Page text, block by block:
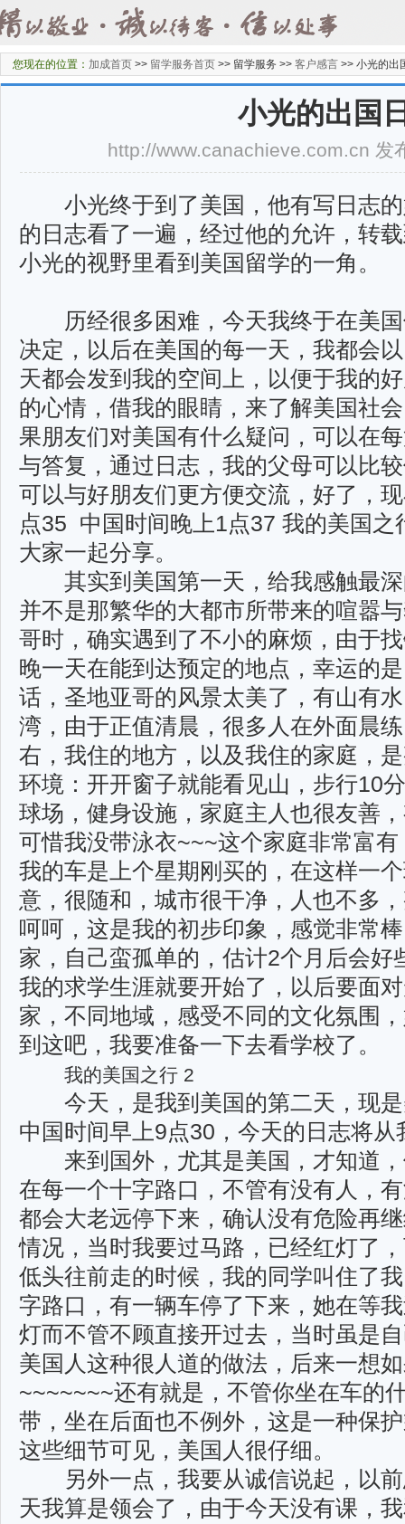
您现在的位置： 加成首页 >> 留学服务首页 >> 留学服务 >> 客户感言 >> 小光的出
小光的出国
http://www.canachieve.com.cn 发
小光终于到了美国 ，他有写日志
的日志看了一遍，经过他的允许，转
小光的视野里看到美国留学的一角。
历经很多困难，今天我终于在美国
决定，以后在美国的每一天，我都会
天都会发到我的空间上，以便于我的
的心情，借我的眼睛，来了解美国社
果朋友们对美国有什么疑问，可以在
与答复，通过日志，我的父母可以比
可以与好朋友们更方便交流，好了，
点35 中国时间晚上1点37 我的美国之
大家一起分享。
其实到美国第一天，给我感触最深
并不是那繁华的大都市所带来的喧嚣
哥时，确实遇到了不小的麻烦，由于
晚一天在能到达预定的地点，幸运的
话，圣地亚哥的风景太美了，有山有
湾，由于正值清晨，很多人在外面晨
右，我住的地方，以及我住的家庭，
环境：开开窗子就能看见山，步行10
球场，健身设施，家庭主人也很友善
可惜我没带泳衣~~~这个家庭非常富
我的车是上个星期刚买的，在这样一
意，很随和，城市很干净，人也不多
呵呵，这是我的初步印象，感觉非常
家，自己蛮孤单的，估计2个月后会好
我的求学生涯就要开始了，以后要面
家，不同地域，感受不同的文化氛围
到这吧，我要准备一下去看学校了。
我的美国之行 2
今天，是我到美国的第二天，现是
中国时间早上9点30，今天的日志将从
来到国外，尤其是美国，才知道，
在每一个十字路口，不管有没有人，
都会大老远停下来，确认没有危险再
情况，当时我要过马路，已经红灯了
低头往前走的时候，我的同学叫住了
字路口，有一辆车停了下来，她在等
灯而不管不顾直接开过去，当时虽是
美国人这种很人道的做法，后来一想
~~~~~~~还有就是，不管你坐在车的
带，坐在后面也不例外，这是一种保护
这些细节可见，美国人很仔细。
另外一点，我要从诚信说起，以前
天我算是领会了，由于今天没有课，